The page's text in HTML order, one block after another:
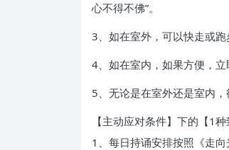
心不得不佛”。
3、如在室外，可以快走或跑
4、如在室内，如果方便，立
5、无论是在室外还是室内
【主动应对条件】下的【1
1、每日持诵安排按照《走